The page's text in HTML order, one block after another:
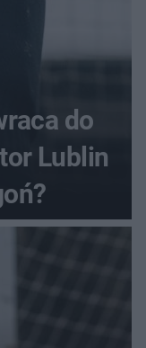
do
Lublin